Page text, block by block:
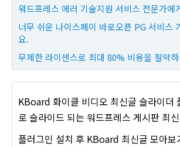
워드프레스 에러 기술지원 서비스 전문가에
너무 쉬운 나이스페이 바로오픈 PG 서비스
요.
무제한 라이센스로 최대 80% 비용을 절약
KBoard 화이클 비디오 최신글 슬라이더
로 슬라이드 되는 워드프레스 게시판 최
플러그인 설치 후 KBoard 최신글 모아보